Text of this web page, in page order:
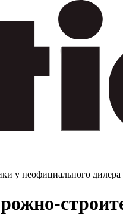
у неофициального дилера